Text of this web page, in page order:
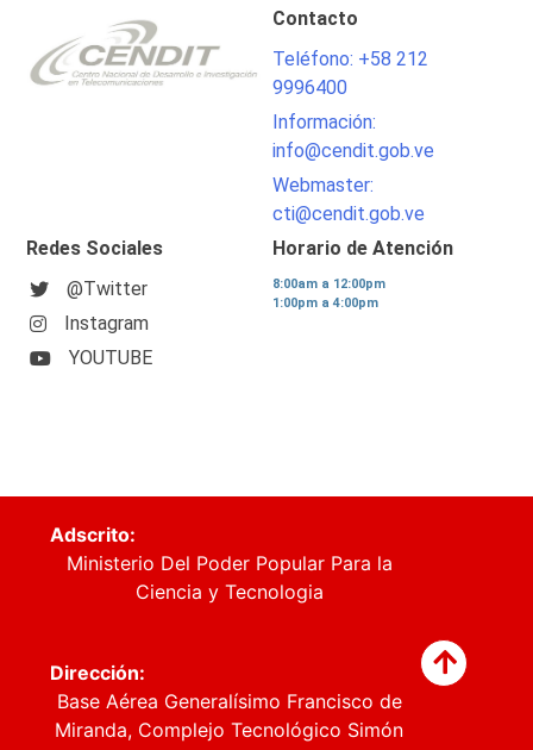
Contacto
Teléfono: +58 212
9996400
Información:
info@cendit.gob.ve
Webmaster:
cti@cendit.gob.ve
Redes Sociales
@Twitter
Instagram
YOUTUBE
Horario de Atención
8:00am a 12:00pm
1:00pm a 4:00pm
Adscrito:
Ministerio Del Poder Popular Para la
Ciencia y Tecnologia
Dirección:
Base Aérea Generalísimo Francisco de
Miranda, Complejo Tecnológico Simón